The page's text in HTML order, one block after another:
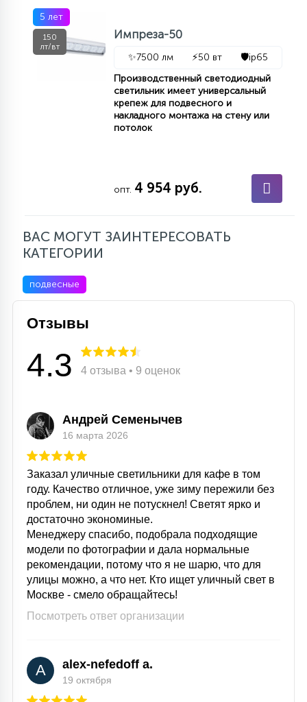
5 лет
150
лт/вт
Импреза-50
✨7500 лм ⚡50 вт 🛡️ip65
Производственный светодиодный
светильник имеет универсальный
крепеж для подвесного и
накладного монтажа на стену или
потолок
опт. 4 954 руб.
ВАС МОГУТ ЗАИНТЕРЕСОВАТЬ
КАТЕГОРИИ
подвесные
Отзывы
4.3 4 отзыва • 9 оценок
Андрей Семенычев
16 марта 2026
Заказал уличные светильники для кафе в том
году. Качество отличное, уже зиму пережили без
проблем, ни один не потускнел! Светят ярко и
достаточно экономиные.
Менеджеру спасибо, подобрала подходящие
модели по фотографии и дала нормальные
рекомендации, потому что я не шарю, что для
улицы можно, а что нет. Кто ищет уличный свет в
Москве - смело обращайтесь!
Посмотреть ответ организации
A alex-nefedoff a.
19 октября